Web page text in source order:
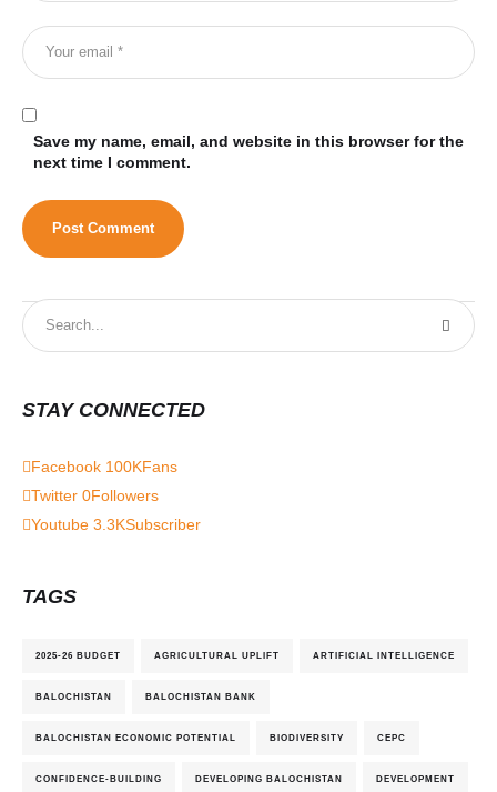
Save my name, email, and website in this browser for the
next time I comment.
STAY CONNECTED
Facebook 100KFans
Twitter 0Followers
Youtube 3.3KSubscriber
TAGS
2025-26 BUDGET AGRICULTURAL UPLIFT ARTIFICIAL INTELLIGENCE
BALOCHISTAN BALOCHISTAN BANK
BALOCHISTAN ECONOMIC POTENTIAL BIODIVERSITY CEPC
CONFIDENCE-BUILDING DEVELOPING BALOCHISTAN DEVELOPMENT